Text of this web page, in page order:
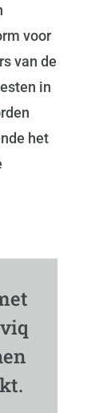
voor
van de
in
het